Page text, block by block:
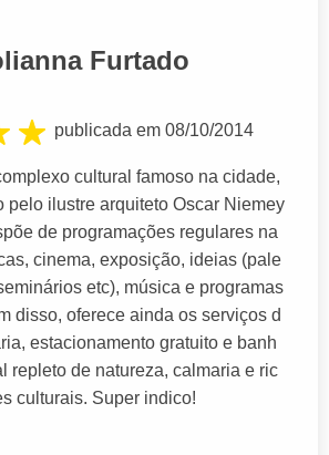
Furtado
publicada em 08/10/2014
cultural famoso na cidade,
pelo ilustre arquiteto Oscar Niemey
de programações regulares na
cinema, exposição, ideias (pale
etc), música e programas
disso, oferece ainda os serviços d
estacionamento gratuito e banh
repleto de natureza, calmaria e ric
culturais. Super indico!